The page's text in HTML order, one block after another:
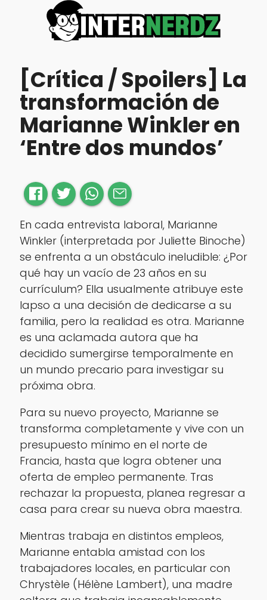
[Crítica / Spoilers] La
transformación de
Marianne Winkler en
‘Entre dos mundos’
En cada entrevista laboral, Marianne
Winkler (interpretada por Juliette Binoche)
se enfrenta a un obstáculo ineludible: ¿Por
qué hay un vacío de 23 años en su
currículum? Ella usualmente atribuye este
lapso a una decisión de dedicarse a su
familia, pero la realidad es otra. Marianne
es una aclamada autora que ha
decidido sumergirse temporalmente en
un mundo precario para investigar su
próxima obra.
Para su nuevo proyecto, Marianne se
transforma completamente y vive con un
presupuesto mínimo en el norte de
Francia, hasta que logra obtener una
oferta de empleo permanente. Tras
rechazar la propuesta, planea regresar a
casa para crear su nueva obra maestra.
Mientras trabaja en distintos empleos,
Marianne entabla amistad con los
trabajadores locales, en particular con
Chrystèle (Hélène Lambert), una madre